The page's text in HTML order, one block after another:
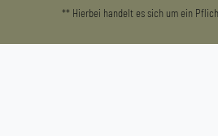
** Hierbei handelt es sich um ein